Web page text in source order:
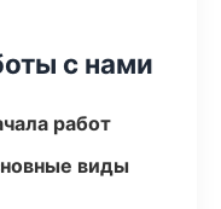
с нами
работ
виды